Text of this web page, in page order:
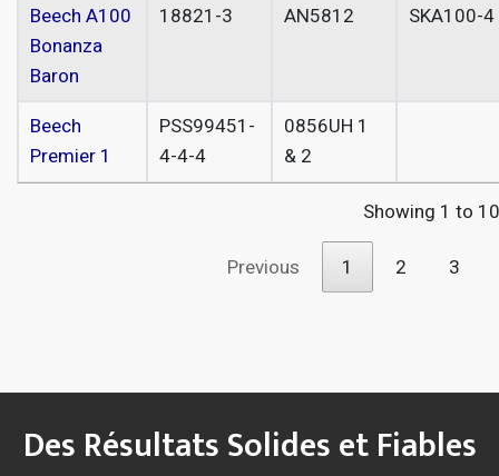
Beech A100
Bonanza
Baron
18821-3 AN5812 SKA100-4
Beech
Premier 1
PSS99451-
4-4-4
0856UH 1
& 2
Showing 1 to
Previous
1 2 3
Des Résultats Solides et Fiables